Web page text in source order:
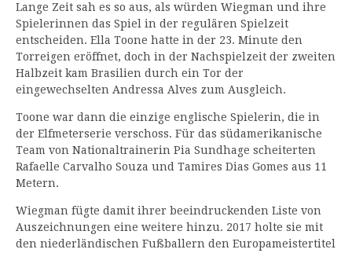
Lange Zeit sah es so aus, als würden Wiegman und ihre
Spielerinnen das Spiel in der regulären Spielzeit
entscheiden. Ella Toone hatte in der 23. Minute den
Torreigen eröffnet, doch in der Nachspielzeit der zweiten
Halbzeit kam Brasilien durch ein Tor der
eingewechselten Andressa Alves zum Ausgleich.
Toone war dann die einzige englische Spielerin, die in
der Elfmeterserie verschoss. Für das südamerikanische
Team von Nationaltrainerin Pia Sundhage scheiterten
Rafaelle Carvalho Souza und Tamires Dias Gomes aus 11
Metern.
Wiegman fügte damit ihrer beeindruckenden Liste von
Auszeichnungen eine weitere hinzu. 2017 holte sie mit
den niederländischen Fußballern den Europameistertitel